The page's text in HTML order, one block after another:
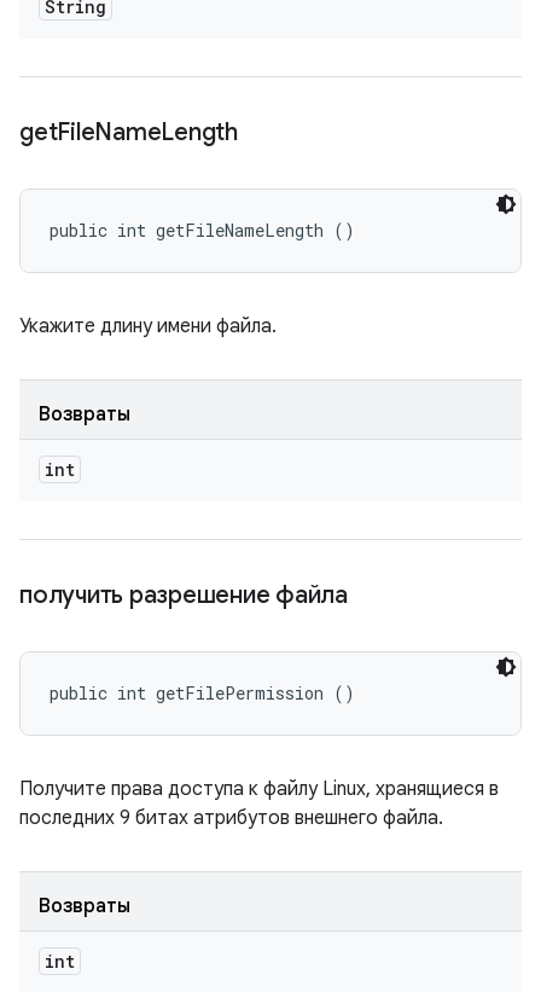
String
getFileNameLength
public int getFileNameLength ()
Укажите длину имени файла.
Возвраты
int
получить разрешение файла
public int getFilePermission ()
Получите права доступа к файлу Linux, хранящиеся в
последних 9 битах атрибутов внешнего файла.
Возвраты
int